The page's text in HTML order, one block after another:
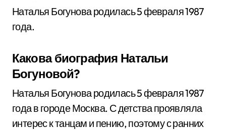
Наталья Богунова родилась 5 февраля 1987
года.
Какова биография Натальи
Богуновой?
Наталья Богунова родилась 5 февраля 1987
года в городе Москва. С детства проявляла
интерес к танцам и пению, поэтому с ранних